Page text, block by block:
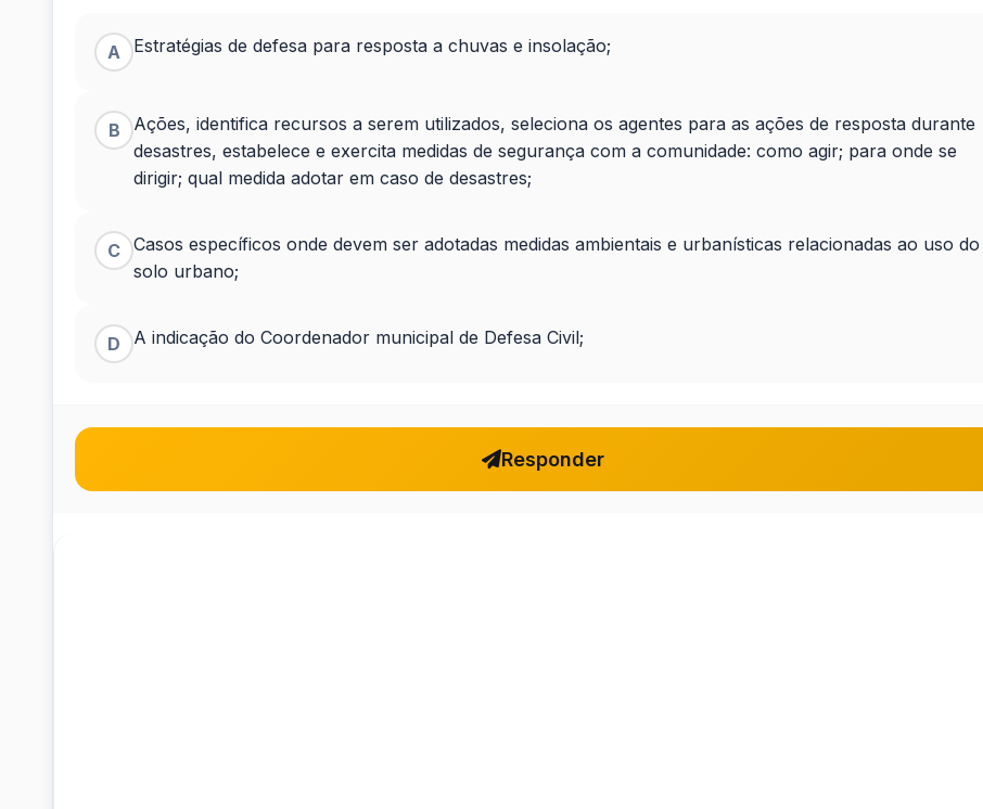
de
Contingência
a
desastres
define:&nbsp;
A Estratégias de defesa para resposta a chuvas e insolação;
B
Ações, identifica recursos a serem utilizados, seleciona os agentes para as ações de resposta durante
desastres, estabelece e exercita medidas de segurança com a comunidade: como agir; para onde se
dirigir; qual medida adotar em caso de desastres;
C Casos específicos onde devem ser adotadas medidas ambientais e urbanísticas relacionadas ao uso do
solo urbano;
D A indicação do Coordenador municipal de Defesa Civil;
Responder